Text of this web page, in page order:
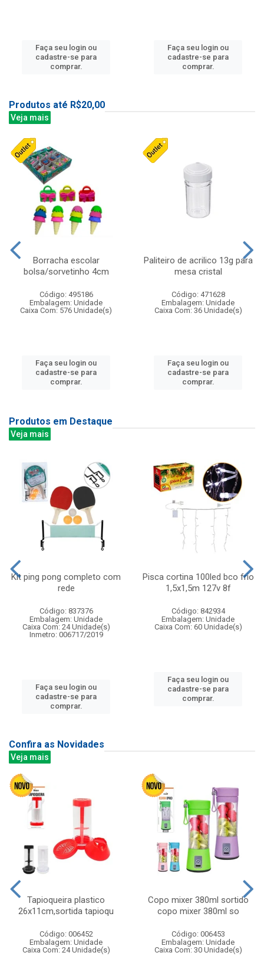
Faça seu login ou
cadastre-se para
comprar.
Faça seu login ou
cadastre-se para
comprar.
Produtos até R$20,00
Veja mais
Borracha escolar
bolsa/sorvetinho 4cm
Código: 495186
Embalagem: Unidade
Caixa Com: 576 Unidade(s)
Faça seu login ou
cadastre-se para
comprar.
Paliteiro de acrilico 13g para
mesa cristal
Código: 471628
Embalagem: Unidade
Caixa Com: 36 Unidade(s)
Faça seu login ou
cadastre-se para
comprar.
Produtos em Destaque
Veja mais
Kit ping pong completo com
rede
Código: 837376
Embalagem: Unidade
Caixa Com: 24 Unidade(s)
Inmetro: 006717/2019
Faça seu login ou
cadastre-se para
comprar.
Pisca cortina 100led bco frio
1,5x1,5m 127v 8f
Código: 842934
Embalagem: Unidade
Caixa Com: 60 Unidade(s)
Faça seu login ou
cadastre-se para
comprar.
Confira as Novidades
Veja mais
Tapioqueira plastico
26x11cm,sortida tapioqu
Código: 006452
Embalagem: Unidade
Caixa Com: 24 Unidade(s)
Copo mixer 380ml sortido
copo mixer 380ml so
Código: 006453
Embalagem: Unidade
Caixa Com: 30 Unidade(s)